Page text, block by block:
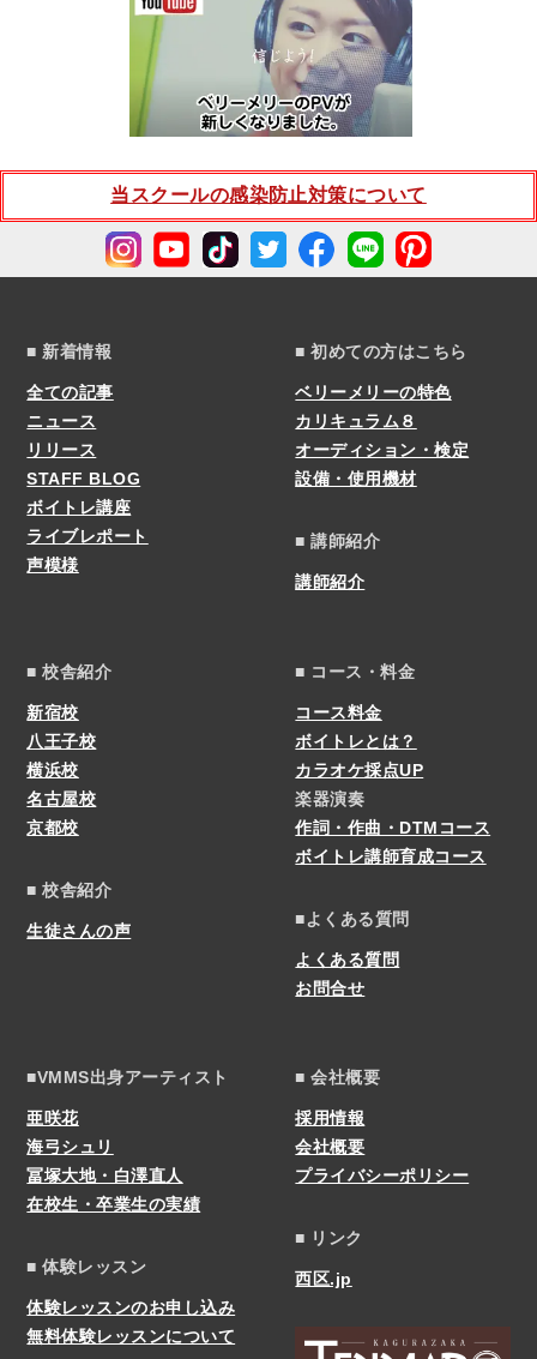
当スクールの感染防止対策について
■ 新着情報
全ての記事
ニュース
リリース
STAFF BLOG
ボイトレ講座
ライブレポート
声模様
■ 初めての方はこちら
ベリーメリーの特色
カリキュラム８
オーディション・検定
設備・使用機材
■ 講師紹介
講師紹介
■ 校舎紹介
新宿校
八王子校
横浜校
名古屋校
京都校
■ 校舎紹介
生徒さんの声
■ コース・料金
コース料金
ボイトレとは？
カラオケ採点UP
楽器演奏
作詞・作曲・DTMコース
ボイトレ講師育成コース
■よくある質問
よくある質問
お問合せ
■VMMS出身アーティスト
亜咲花
海弓シュリ
冨塚大地・白澤直人
在校生・卒業生の実績
■ 体験レッスン
体験レッスンのお申し込み
無料体験レッスンについて
■ 会社概要
採用情報
会社概要
プライバシーポリシー
■ リンク
西区.jp